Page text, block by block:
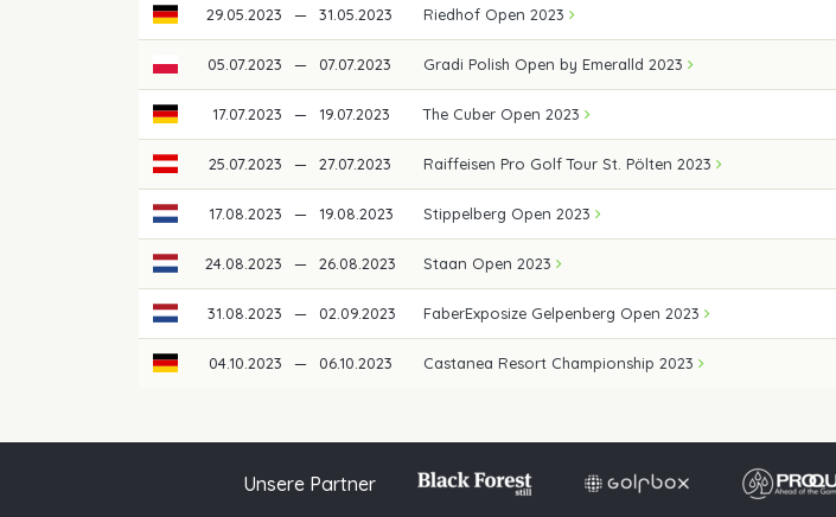
29.05.2023 — 31.05.2023 Riedhof Open 2023
05.07.2023 — 07.07.2023 Gradi Polish Open by Emeralld 2023
17.07.2023 — 19.07.2023 The Cuber Open 2023
25.07.2023 — 27.07.2023 Raiffeisen Pro Golf Tour St. Pölten 2023
17.08.2023 — 19.08.2023 Stippelberg Open 2023
24.08.2023 — 26.08.2023 Staan Open 2023
31.08.2023 — 02.09.2023 FaberExposize Gelpenberg Open 2023
04.10.2023 — 06.10.2023 Castanea Resort Championship 2023
Unsere Partner